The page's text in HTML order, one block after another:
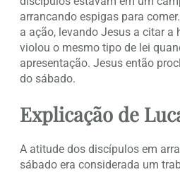
arrancando espigas para
a ação, levando Jesus a citar a
violou o mesmo tipo de lei
apresentação. Jesus então
do sábado.
Explicação de
A atitude dos discípulos em
sábado era considerada um